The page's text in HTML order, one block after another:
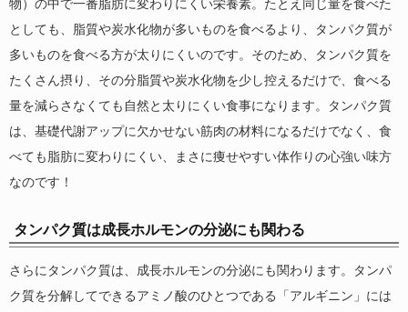
物）の中で一番脂肪に変わりにくい栄養素。たとえ同じ量を食べた
としても、脂質や炭水化物が多いものを食べるより、タンパク質が
多いものを食べる方が太りにくいのです。そのため、タンパク質を
たくさん摂り、その分脂質や炭水化物を少し控えるだけで、食べる
量を減らさなくても自然と太りにくい食事になります。タンパク質
は、基礎代謝アップに欠かせない筋肉の材料になるだけでなく、食
べても脂肪に変わりにくい、まさに痩せやすい体作りの心強い味方
なのです！
タンパク質は成長ホルモンの分泌にも関わる
さらにタンパク質は、成長ホルモンの分泌にも関わります。タンパ
ク質を分解してできるアミノ酸のひとつである「アルギニン」には